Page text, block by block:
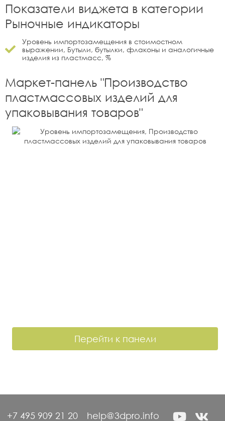
Показатели виджета в категории
Рыночные индикаторы
Уровень импортозамещения в стоимостном
выражении, Бутыли, бутылки, флаконы и аналогичные
изделия из пластмасс, %
Маркет-панель "Производство
пластмассовых изделий для
упаковывания товаров"
Перейти к панели
+7 495 909 21 20 help@3dpro.info